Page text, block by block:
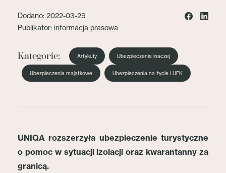
Dodano: 2022-03-29
Publikator: informacja prasowa
Kategorie: Artykuły Ubezpieczenia inaczej
Ubezpieczenia majątkowe Ubezpieczenia na życie i UFK
UNIQA rozszerzyła ubezpieczenie turystyczne
o pomoc w sytuacji izolacji oraz kwarantanny za
granicą.